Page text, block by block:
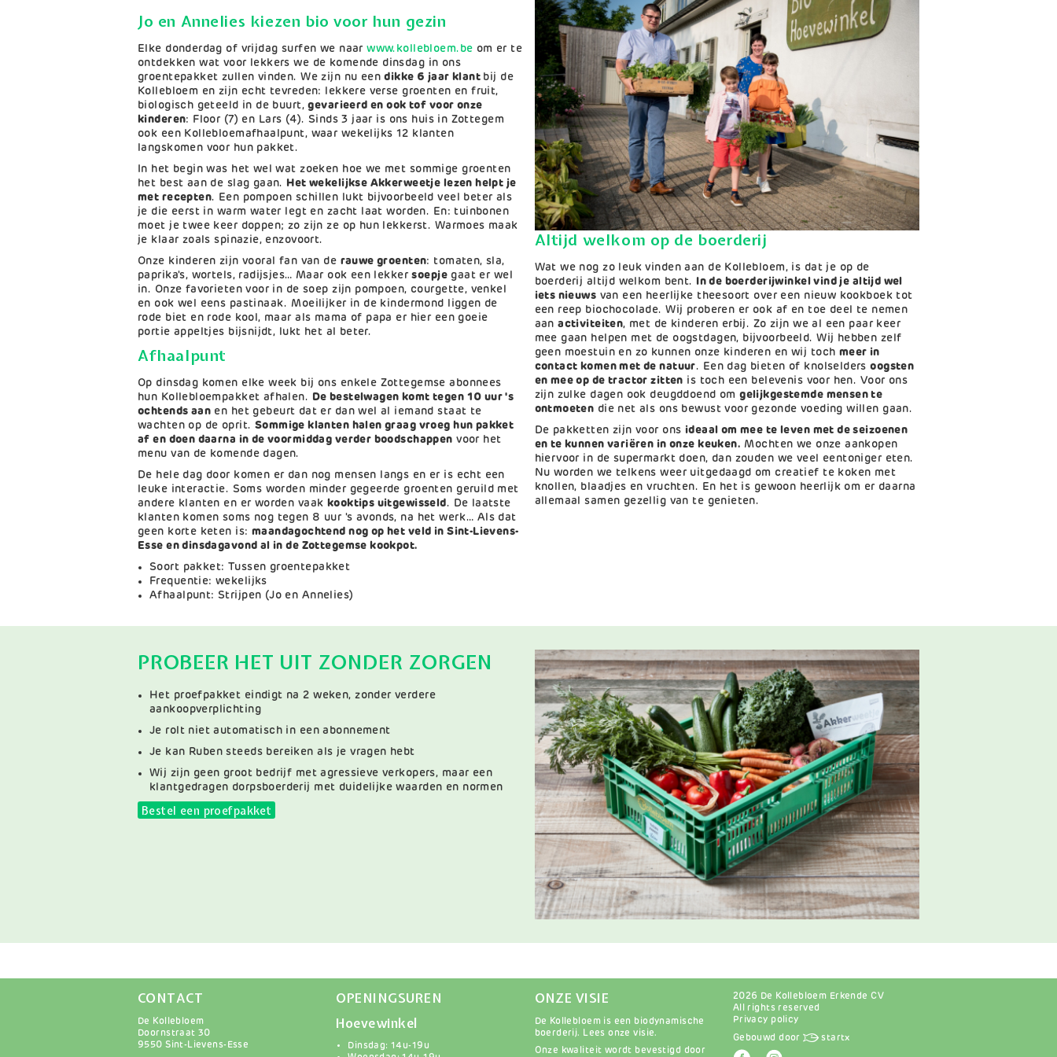
Jo en Annelies kiezen bio voor hun gezin
Elke donderdag of vrijdag surfen we naarwww.kollebloem.be om er te
ontdekken wat voor lekkers we de komende dinsdag in ons
groentepakket zullen vinden. We zijn nu eendikke 6 jaar klant bij de
Kollebloem en zijn echt tevreden: lekkere verse groenten en fruit,
biologisch geteeld in de buurt,gevarieerd en ook tof voor onze
kinderen: Floor (7) en Lars (4). Sinds 3 jaar is ons huis in Zottegem
ook een Kollebloemafhaalpunt, waar wekelijks 12 klanten
langskomen voor hun pakket.
In het begin was het wel wat zoeken hoe we met sommige groenten
het best aan de slag gaan. Het wekelijkse Akkerweetje lezen helpt je
met recepten. Een pompoen schillen lukt bijvoorbeeld veel beter als
je die eerst in warm water legt en zacht laat worden. En: tuinbonen
moet je twee keer doppen; zo zijn ze op hun lekkerst. Warmoes maak
je klaar zoals spinazie, enzovoort.
Onze kinderen zijn vooral fan van de rauwe groenten: tomaten, sla,
paprika's, wortels, radijsjes… Maar ook een lekkersoepjegaat er wel
in. Onze favorieten voor in de soep zijn pompoen, courgette, venkel
en ook wel eens pastinaak. Moeilijker in de kindermond liggen de
rode biet en rode kool, maar als mama of papa er hier een goeie
portie appeltjes bijsnijdt, lukt het al beter.
Afhaalpunt
Op dinsdag komen elke week bij ons enkele Zottegemse abonnees
hun Kollebloempakket afhalen. De bestelwagen komt tegen 10 uur 's
ochtends aan en het gebeurt dat er dan wel al iemand staat te
wachten op de oprit. Sommige klanten halen graag vroeg hun pakket
af en doen daarna in de voormiddag verder boodschappen voor het
menu van de komende dagen.
De hele dag door komen er dan nog mensen langs en er is echt een
leuke interactie. Soms worden minder gegeerde groenten geruild met
andere klanten en er worden vaak kooktips uitgewisseld. De laatste
klanten komen soms nog tegen 8 uur 's avonds, na het werk… Als dat
geen korte keten is: maandagochtend nog op het veld in Sint-Lievens-
Esse en dinsdagavond al in de Zottegemse kookpot.
Soort pakket: Tussen groentepakket
Frequentie: wekelijks
Afhaalpunt: Strijpen (Jo en Annelies)
Altijd welkom op de boerderij
Wat we nog zo leuk vinden aan de Kollebloem, is dat je op de
boerderij altijd welkom bent. In de boerderijwinkel vind je altijd wel
iets nieuws van een heerlijke theesoort over een nieuw kookboek tot
een reep biochocolade. Wij proberen er ook af en toe deel te nemen
aanactiviteiten, met de kinderen erbij. Zo zijn we al een paar keer
mee gaan helpen met de oogstdagen, bijvoorbeeld. Wij hebben zelf
geen moestuin en zo kunnen onze kinderen en wij toch meer in
contact komen met de natuur. Een dag bieten of knolseldersoogsten
en mee op de tractor zitten is toch een belevenis voor hen. Voor ons
zijn zulke dagen ook deugddoend omgelijkgestemde mensen te
ontmoeten die net als ons bewust voor gezonde voeding willen gaan.
De pakketten zijn voor ons ideaal om mee te leven met de seizoenen
en te kunnen variëren in onze keuken. Mochten we onze aankopen
hiervoor in de supermarkt doen, dan zouden we veel eentoniger eten.
Nu worden we telkens weer uitgedaagd om creatief te koken met
knollen, blaadjes en vruchten. En het is gewoon heerlijk om er daarna
allemaal samen gezellig van te genieten.
PROBEER HET UIT ZONDER ZORGEN
Het proefpakket eindigt na 2 weken, zonder verdere
aankoopverplichting
Je rolt niet automatisch in een abonnement
Je kan Ruben steeds bereiken als je vragen hebt
Wij zijn geen groot bedrijf met agressieve verkopers, maar een
klantgedragen dorpsboerderij met duidelijke waarden en normen
Bestel een proefpakket
Afbeelding
CONTACT
De Kollebloem
Doornstraat 30
9550 Sint-Lievens-Esse
OPENINGSUREN
Hoevewinkel
Dinsdag: 14u-19u
ONZE VISIE
De Kollebloem is een biodynamische
boerderij.
Lees onze visie.
Onze kwaliteit wordt bevestigd door
2026 De Kollebloem Erkende CV
All rights reserved
Privacy policy
Gebouwd door startx
AfbeeldingAfbeelding